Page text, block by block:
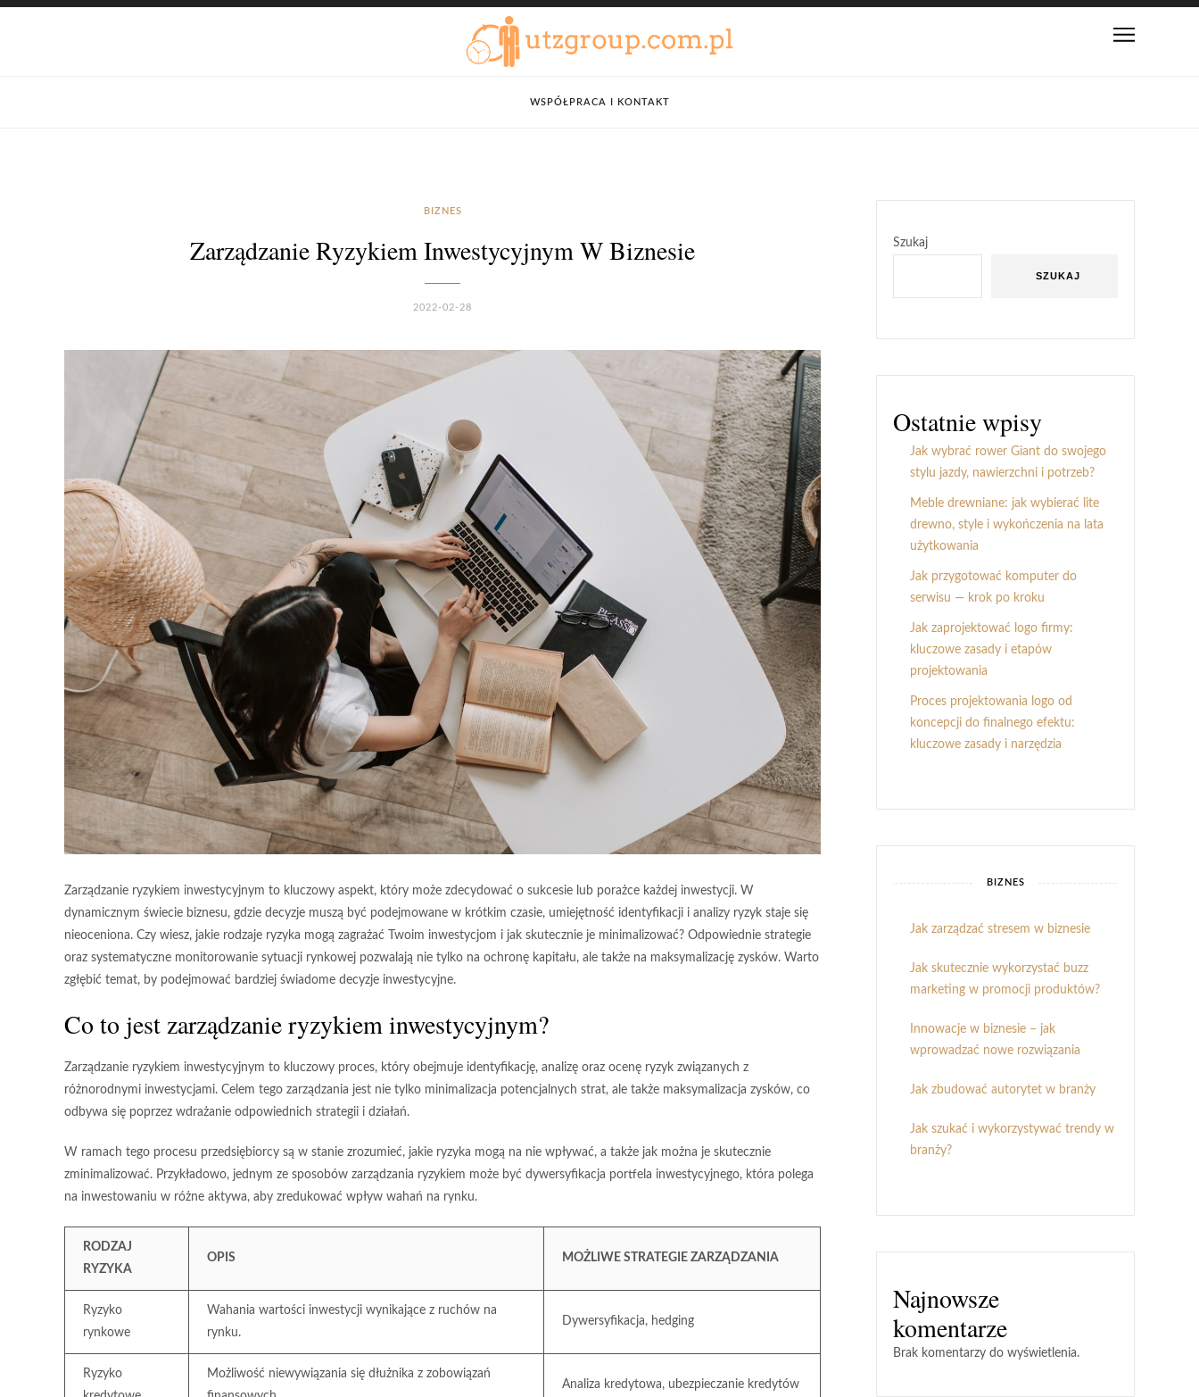
WSPÓŁPRACA I KONTAKT
BIZNES
Zarządzanie Ryzykiem Inwestycyjnym W Biznesie
2022-02-28
Zarządzanie ryzykiem inwestycyjnym to kluczowy aspekt, który może zdecydować o sukcesie lub porażce każdej inwestycji. W
dynamicznym świecie biznesu, gdzie decyzje muszą być podejmowane w krótkim czasie, umiejętność identyfikacji i analizy ryzyk staje się
nieoceniona. Czy wiesz, jakie rodzaje ryzyka mogą zagrażać Twoim inwestycjom i jak skutecznie je minimalizować? Odpowiednie strategie
oraz systematyczne monitorowanie sytuacji rynkowej pozwalają nie tylko na ochronę kapitału, ale także na maksymalizację zysków. Warto
zgłębić temat, by podejmować bardziej świadome decyzje inwestycyjne.
Co to jest zarządzanie ryzykiem inwestycyjnym?
Zarządzanie ryzykiem inwestycyjnym to kluczowy proces, który obejmuje identyfikację, analizę oraz ocenę ryzyk związanych z
różnorodnymi inwestycjami. Celem tego zarządzania jest nie tylko minimalizacja potencjalnych strat, ale także maksymalizacja zysków, co
odbywa się poprzez wdrażanie odpowiednich strategii i działań.
W ramach tego procesu przedsiębiorcy są w stanie zrozumieć, jakie ryzyka mogą na nie wpływać, a także jak można je skutecznie
zminimalizować. Przykładowo, jednym ze sposobów zarządzania ryzykiem może być dywersyfikacja portfela inwestycyjnego, która polega
na inwestowaniu w różne aktywa, aby zredukować wpływ wahań na rynku.
RODZAJ
RYZYKA
OPIS MOŻLIWE STRATEGIE ZARZĄDZANIA
Ryzyko
rynkowe
Wahania wartości inwestycji wynikające z ruchów na
rynku.
Dywersyfikacja, hedging
Ryzyko
Możliwość niewywiązania się dłużnika z zobowiązań
Analiza kredytowa, ubezpieczanie kredytów
Szukaj
SZUKAJ
Ostatnie wpisy
Jak wybrać rower Giant do swojego
stylu jazdy, nawierzchni i potrzeb?
Meble drewniane: jak wybierać lite
drewno, style i wykończenia na lata
użytkowania
Jak przygotować komputer do
serwisu — krok po kroku
Jak zaprojektować logo firmy:
kluczowe zasady i etapów
projektowania
Proces projektowania logo od
koncepcji do finalnego efektu:
kluczowe zasady i narzędzia
BIZNES
Jak zarządzać stresem w biznesie
Jak skutecznie wykorzystać buzz
marketing w promocji produktów?
Innowacje w biznesie – jak
wprowadzać nowe rozwiązania
Jak zbudować autorytet w branży
Jak szukać i wykorzystywać trendy w
branży?
Najnowsze
komentarze
Brak komentarzy do wyświetlenia.